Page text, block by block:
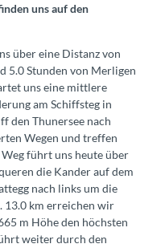
uns auf den
über eine Distanz von
5.0 Stunden von Merligen
uns eine mittlere
am Schiffsteg in
den Thunersee nach
Wegen und treffen
führt uns heute über
die Kander auf dem
nach links um die
13.0 km erreichen wir
m Höhe den höchsten
weiter durch den